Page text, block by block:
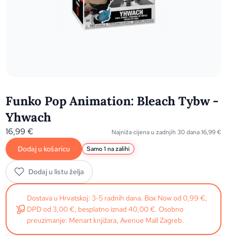
Funko Pop Animation: Bleach Tybw -
Yhwach
16,99€ Najniža cijena u zadnjih 30 dana16,99€
Dodaj u košaricu Samo 1 na zalihi
Dodaj u listu želja
Dostava u Hrvatskoj: 3-5 radnih dana. Box Now od 0,99 €,
DPD od 3,00 €, besplatno iznad 40,00 €. Osobno
preuzimanje: Menart knjižara, Avenue Mall Zagreb.